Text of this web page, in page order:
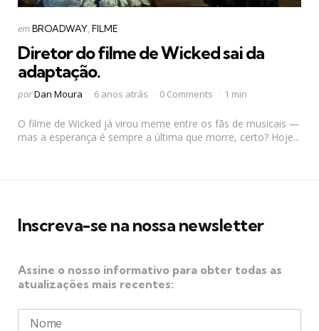
Categorias
Postado
emBROADWAY FILME
Diretor do filme de Wicked sai da
adaptação.
Postado
porDan Moura 6 anos atrás 0 Comments 1 min
O filme de Wicked já virou meme entre os fãs de musicais —
mas a esperança é sempre a última que morre, certo? Hoje...
Inscreva-se na nossa newsletter
Assine o nosso informativo para obter todas as
atualizações mais recentes: